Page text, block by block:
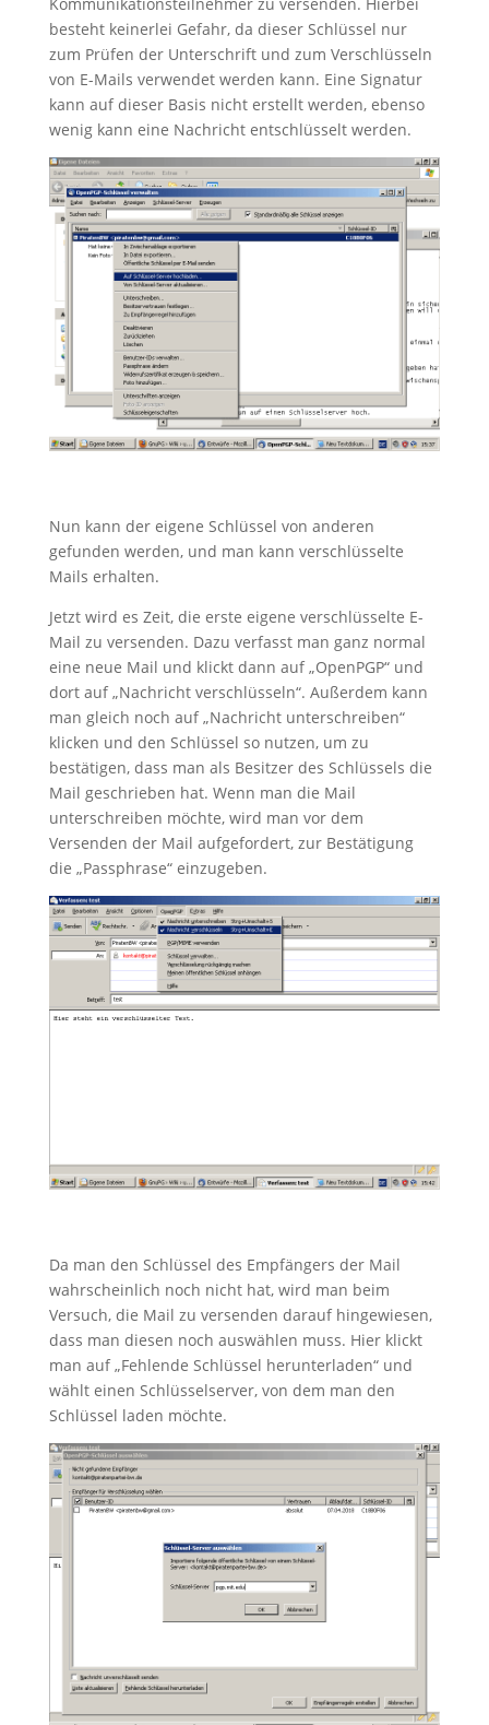
Kommunikationsteilnehmer zu versenden. Hierbei
besteht keinerlei Gefahr, da dieser Schlüssel nur
zum Prüfen der Unterschrift und zum Verschlüsseln
von E-Mails verwendet werden kann. Eine Signatur
kann auf dieser Basis nicht erstellt werden, ebenso
wenig kann eine Nachricht entschlüsselt werden.
Nun kann der eigene Schlüssel von anderen
gefunden werden, und man kann verschlüsselte
Mails erhalten.
Jetzt wird es Zeit, die erste eigene verschlüsselte E-
Mail zu versenden. Dazu verfasst man ganz normal
eine neue Mail und klickt dann auf „OpenPGP“ und
dort auf „Nachricht verschlüsseln“. Außerdem kann
man gleich noch auf „Nachricht unterschreiben“
klicken und den Schlüssel so nutzen, um zu
bestätigen, dass man als Besitzer des Schlüssels die
Mail geschrieben hat. Wenn man die Mail
unterschreiben möchte, wird man vor dem
Versenden der Mail aufgefordert, zur Bestätigung
die „Passphrase“ einzugeben.
Da man den Schlüssel des Empfängers der Mail
wahrscheinlich noch nicht hat, wird man beim
Versuch, die Mail zu versenden darauf hingewiesen,
dass man diesen noch auswählen muss. Hier klickt
man auf „Fehlende Schlüssel herunterladen“ und
wählt einen Schlüsselserver, von dem man den
Schlüssel laden möchte.